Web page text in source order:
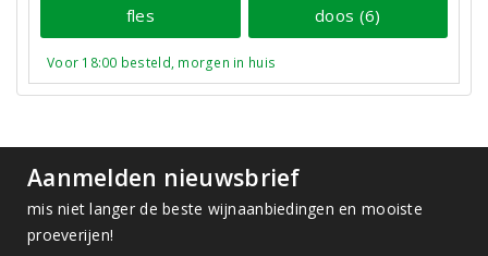
fles doos (6)
Voor 18:00 besteld, morgen in huis
Aanmelden nieuwsbrief
mis niet langer de beste wijnaanbiedingen en mooiste
proeverijen!